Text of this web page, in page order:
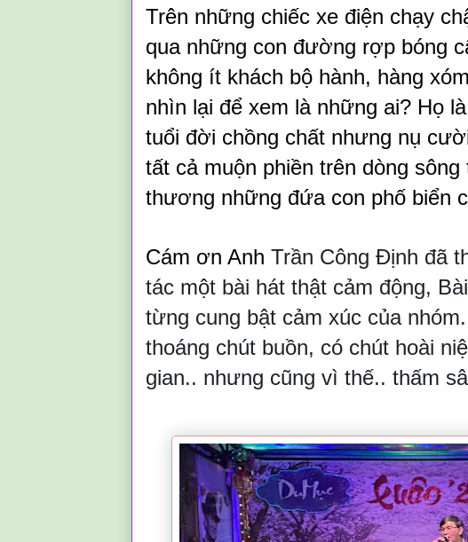
Trên những chiếc xe điện chạy
qua những con đường rợp bóng
không ít khách bộ hành, hàng
nhìn lại để xem là những ai? Họ
tuổi đời chồng chất nhưng nụ
tất cả muộn phiền trên dòng sông
thương những đứa con phố biển
Cám ơn Anh Trần Công Định đã
tác một bài hát thật cảm động, B
từng cung bậtcảm xúc của
thoáng chút buồn, có chút hoài
gian.. nhưng cũng vì thế.. thấm